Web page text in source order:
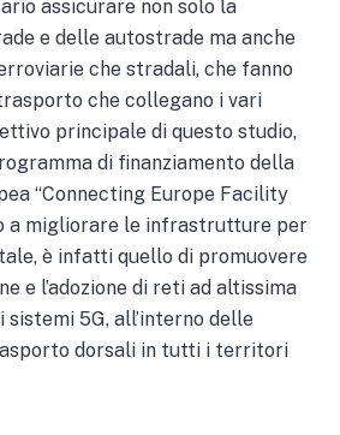
assicurare non solo la
e delle autostrade ma anche
che stradali, che fanno
che collegano i vari
principale di questo studio,
di finanziamento della
“Connecting Europe Facility
a migliorare le infrastrutture per
è infatti quello di promuovere
e l’adozione di reti ad altissima
5G, all’interno delle
dorsali in tutti i territori